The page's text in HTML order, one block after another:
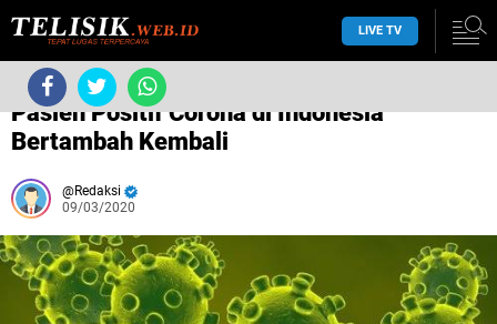
LIVE TV
/COVID-19/ /
Pasien Positif Corona di Indonesia
Bertambah Kembali
Redaksi
09/03/2020